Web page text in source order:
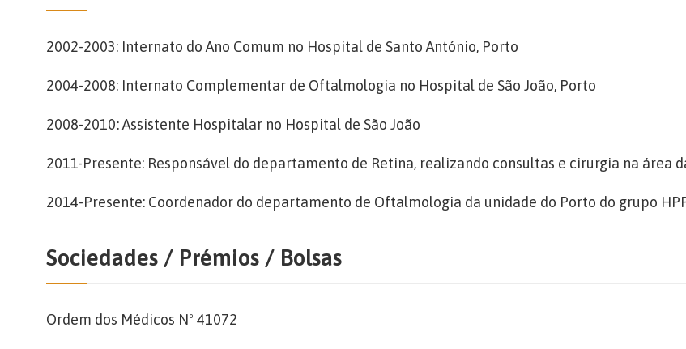
2002-2003: Internato do Ano Comum no Hospital de Santo António, Porto
2004-2008: Internato Complementar de Oftalmologia no Hospital de São João, Porto
2008-2010: Assistente Hospitalar no Hospital de São João
2011-Presente: Responsável do departamento de Retina, realizando consultas e cirurgia na área
2014-Presente: Coordenador do departamento de Oftalmologia da unidade do Porto do grupo
Sociedades / Prémios / Bolsas
Ordem dos Médicos Nº 41072